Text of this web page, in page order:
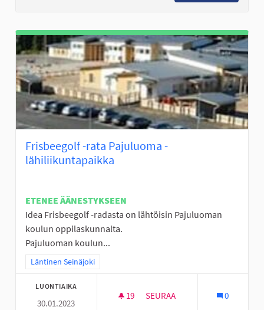
Frisbeegolf -rata Pajuluoma -
lähiliikuntapaikka
ETENEE ÄÄNESTYKSEEN
Idea Frisbeegolf -radasta on lähtöisin Pajuluoman
koulun oppilaskunnalta.
Pajuluoman koulun...
Rajaa tulokset teeman mukaan: Läntinen Seinäjoki
Läntinen Seinäjoki
LUONTIAIKA
30.01.2023
19 19 SEURAAJAA
SEURAA 0